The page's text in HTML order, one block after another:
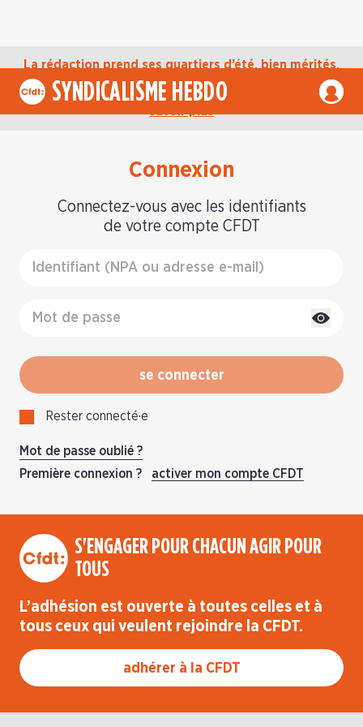
La rédaction prend ses quartiers d’été, bien mérités,
jusqu’au mardi 1er septembre. D’ici là, retrouvez
l’actualité de la CFDT sur notre compte Bluesky. En
SYNDICALISME HEBDO
Connexion
Connectez-vous avec les identifiants
de votre compte CFDT
Identifiant
Mot de passe
se connecter
Rester connecté·e
Mot de passe oublié ?
Première connexion ? activer mon compte CFDT
S'ENGAGER POUR CHACUN AGIR POUR
TOUS
L’adhésion est ouverte à toutes celles et à
tous ceux qui veulent rejoindre la CFDT.
adhérer à la CFDT